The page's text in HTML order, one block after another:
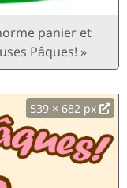
panier et
Pâques! »
539 × 682 px